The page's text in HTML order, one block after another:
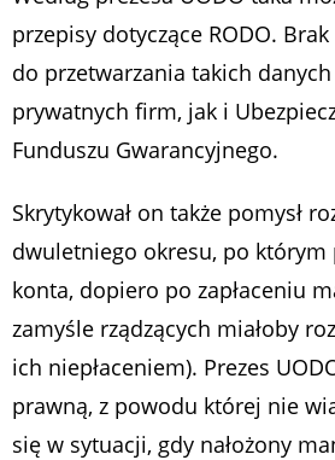
przepisy dotyczące RODO.
do przetwarzania takich
prywatnych firm, jak i
Funduszu Gwarancyjnego.
Skrytykował on także pomysł
dwuletniego okresu, po którym
konta, dopiero po zapłaceniu
zamyśle rządzących miałoby
ich niepłaceniem). Prezes
prawną, z powodu której nie
się w sytuacji, gdy nałożony